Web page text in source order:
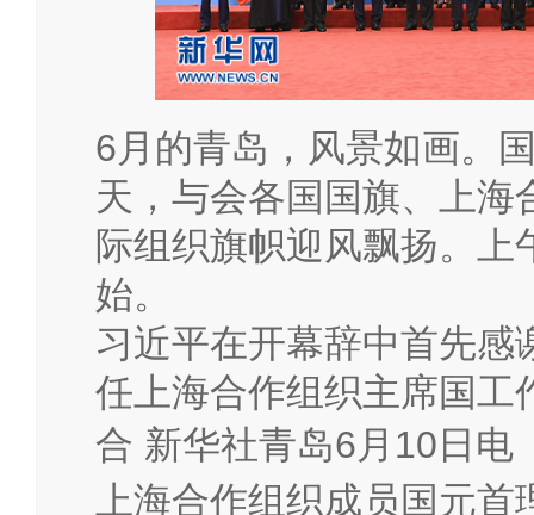
6月的青岛，风景如画。
天，与会各国国旗、上海
际组织旗帜迎风飘扬。
始。
习近平在开幕辞中首先感
任上海合作组织主席国工
合 新华社青岛6月10日电
上海合作组织成员国元首